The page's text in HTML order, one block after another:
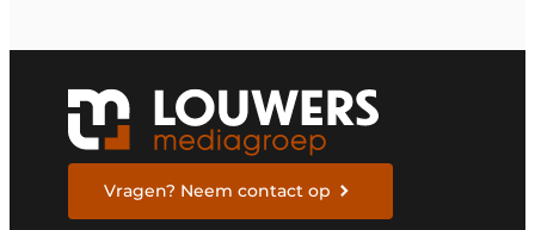
Vragen? Neem contact op